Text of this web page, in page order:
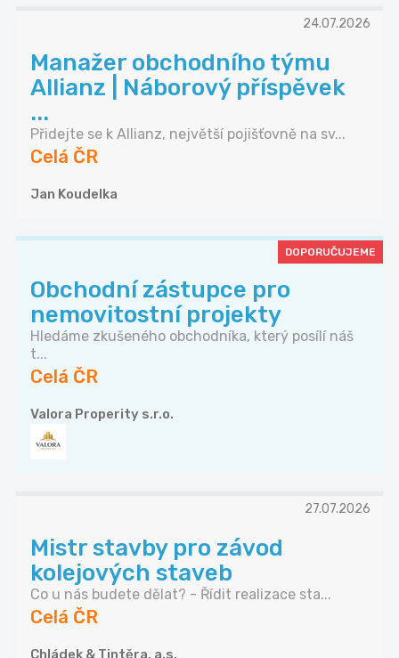
24.07.2026
Manažer obchodního týmu
Allianz | Náborový příspěvek
...
Přidejte se k Allianz, největší pojišťovně na sv...
Celá ČR
Jan Koudelka
DOPORUČUJEME
Obchodní zástupce pro
nemovitostní projekty
Hledáme zkušeného obchodníka, který posílí náš
t...
Celá ČR
Valora Properity s.r.o.
27.07.2026
Mistr stavby pro závod
kolejových staveb
Co u nás budete dělat? - Řídit realizace sta...
Celá ČR
Chládek & Tintěra, a.s.